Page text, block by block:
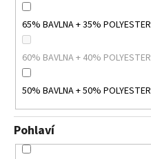
65% BAVLNA + 35% POLYESTER
60% BAVLNA + 40% POLYESTER
50% BAVLNA + 50% POLYESTER
Pohlaví